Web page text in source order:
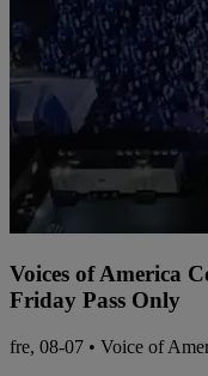
Voices of America
Friday Pass Only
fre, 08-07 • Voice of